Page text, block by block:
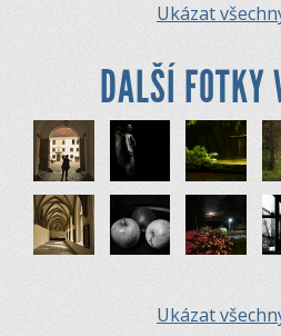
Ukázat
DALŠÍ FOTKY
Ukázat